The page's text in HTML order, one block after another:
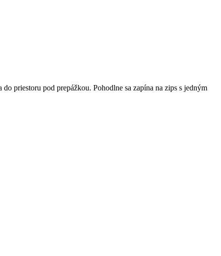
priestoru pod prepážkou. Pohodlne sa zapína na zips s jedným